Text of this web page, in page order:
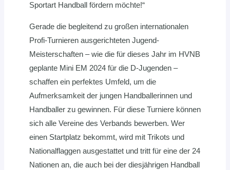
Sportart Handball fördern möchte!“
Gerade die begleitend zu großen internationalen
Profi-Turnieren ausgerichteten Jugend-
Meisterschaften – wie die für dieses Jahr im HVNB
geplante Mini EM 2024 für die D-Jugenden –
schaffen ein perfektes Umfeld, um die
Aufmerksamkeit der jungen Handballerinnen und
Handballer zu gewinnen. Für diese Turniere können
sich alle Vereine des Verbands bewerben. Wer
einen Startplatz bekommt, wird mit Trikots und
Nationalflaggen ausgestattet und tritt für eine der 24
Nationen an, die auch bei der diesjährigen Handball